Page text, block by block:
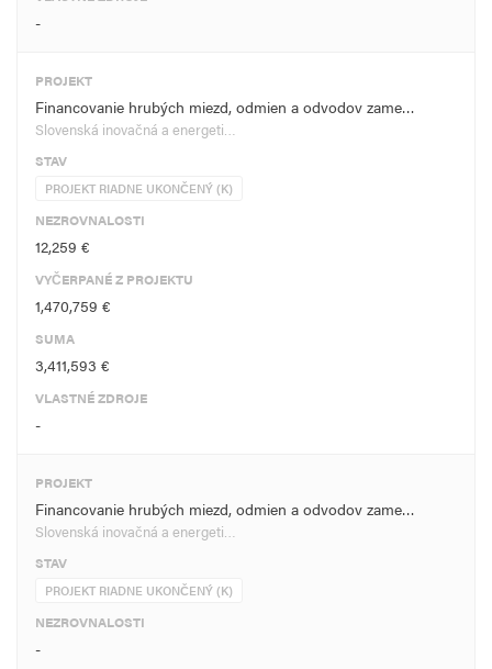
-
PROJEKT
Financovanie hrubých miezd, odmien a odvodov zame…
Slovenská inovačná a energeti…
STAV
PROJEKT RIADNE UKONČENÝ (K)
NEZROVNALOSTI
12,259 €
VYČERPANÉ Z PROJEKTU
1,470,759 €
SUMA
3,411,593 €
VLASTNÉ ZDROJE
-
PROJEKT
Financovanie hrubých miezd, odmien a odvodov zame…
Slovenská inovačná a energeti…
STAV
PROJEKT RIADNE UKONČENÝ (K)
NEZROVNALOSTI
-